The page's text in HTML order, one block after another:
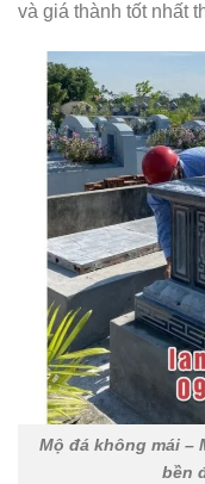
và giá thành tốt nhất
Mộ đá không mái –
bền